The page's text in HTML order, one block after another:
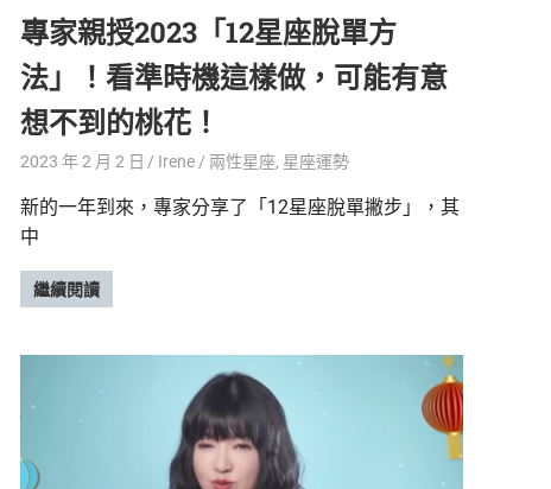
專家親授2023「12星座脫單方
法」！看準時機這樣做，可能有意
想不到的桃花！
2023 年 2 月 2 日 Irene 兩性星座, 星座運勢
新的一年到來，專家分享了「12星座脫單撇步」，其
中
繼續閱讀